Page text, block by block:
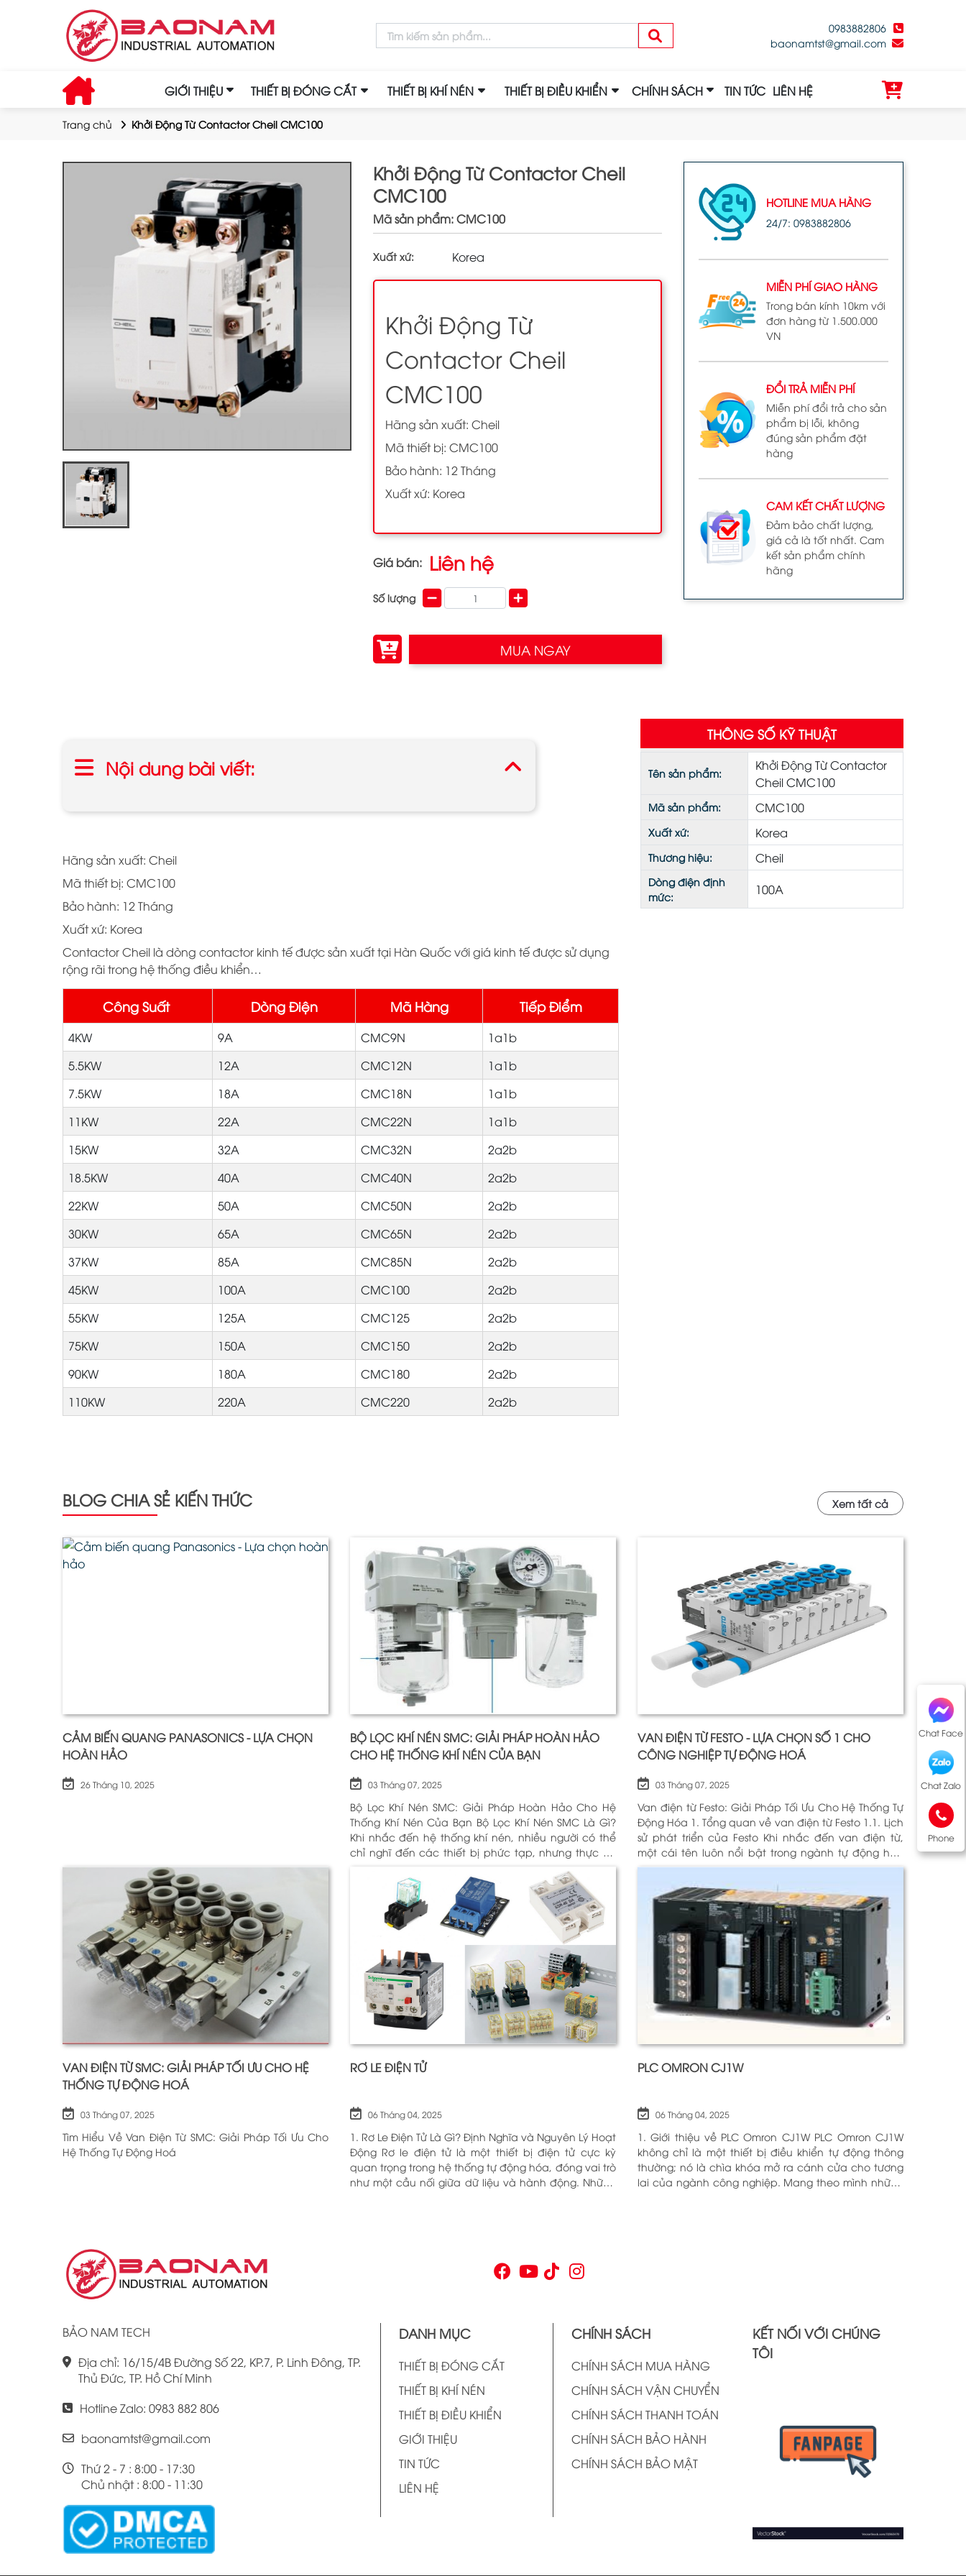
0983882806
baonamtst@gmail.com
GIỚI THIỆU THIẾT BỊ ĐÓNG CẮT THIẾT BỊ KHÍ NÉN THIẾT BỊ ĐIỀU KHIỂN CHÍNH SÁCH TIN TỨC LIÊN HỆ
Chat Face
Chat Zalo
Phone
Trang chủ Khởi Động Từ Contactor Cheil CMC100
Khởi Động Từ Contactor Cheil
CMC100
Mã sản phẩm: CMC100
Xuất xứ: Korea
Khởi Động Từ
Contactor Cheil
CMC100
Hãng sản xuất: Cheil
Mã thiết bị: CMC100
Bảo hành: 12 Tháng
Xuất xứ: Korea
Giá bán: Liên hệ
Số lượng
MUA NGAY
HOTLINE MUA HÀNG
24/7: 0983882806
MIỄN PHÍ GIAO HÀNG
Trong bán kính 10km với
đơn hàng từ 1.500.000
VN
ĐỔI TRẢ MIỄN PHÍ
Miễn phí đổi trả cho sản
phẩm bị lỗi, không
đúng sản phẩm đặt
hàng
CAM KẾT CHẤT LƯỢNG
Đảm bảo chất lượng,
giá cả là tốt nhất. Cam
kết sản phẩm chính
hãng
Nội dung bài viết:
Hãng sản xuất: Cheil
Mã thiết bị: CMC100
Bảo hành: 12 Tháng
Xuất xứ: Korea
Contactor Cheil là dòng contactor kinh tế được sản xuất tại Hàn Quốc với giá kinh tế được sử dụng
rộng rãi trong hệ thống điều khiển…
Công Suất Dòng Điện Mã Hàng Tiếp Điểm
4KW 9A CMC9N
1a1b
5.5KW
12A CMC12N
1a1b
7.5KW
18A CMC18N
1a1b
11KW
22A CMC22N
1a1b
15KW
32A CMC32N
2a2b
18.5KW
40A CMC40N
2a2b
22KW
50A CMC50N
2a2b
30KW
65A CMC65N
2a2b
37KW
85A CMC85N
2a2b
45KW
100A CMC100
2a2b
55KW
125A CMC125
2a2b
75KW
150A CMC150
2a2b
90KW
180A CMC180
2a2b
110KW
220A CMC220 2a2b
THÔNG SỐ KỸ THUẬT
Tên sản phẩm:
Khởi Động Từ Contactor
Cheil CMC100
Mã sản phẩm: CMC100
Xuất xứ: Korea
Thương hiệu: Cheil
Dòng điện định
mức:
100A
BLOG CHIA SẺ KIẾN THỨC
CẢM BIẾN QUANG PANASONICS - LỰA CHỌN
HOÀN HẢO
26 Tháng 10, 2025
BỘ LỌC KHÍ NÉN SMC: GIẢI PHÁP HOÀN HẢO
CHO HỆ THỐNG KHÍ NÉN CỦA BẠN
03 Tháng 07, 2025
Bộ Lọc Khí Nén SMC: Giải Pháp Hoàn Hảo Cho Hệ
Thống Khí Nén Của Bạn Bộ Lọc Khí Nén SMC Là Gì?
Khi nhắc đến hệ thống khí nén, nhiều người có thể
chỉ nghĩ đến các thiết bị phức tạp, nhưng thực sự,
đảm bảo h
VAN ĐIỆN TỪ FESTO - LỰA CHỌN SỐ 1 CHO
CÔNG NGHIỆP TỰ ĐỘNG HOÁ
03 Tháng 07, 2025
Van điện từ Festo: Giải Pháp Tối Ưu Cho Hệ Thống Tự
Động Hóa 1. Tổng quan về van điện từ Festo 1.1. Lịch
sử phát triển của Festo Khi nhắc đến van điện từ,
một cái tên luôn nổi bật trong ngành tự động hóa
chính là Festo. Được thành lập vào năm 1925 tại
Đức, Festo đã trải qua hơn
VAN ĐIỆN TỪ SMC: GIẢI PHÁP TỐI ƯU CHO HỆ
THỐNG TỰ ĐỘNG HOÁ
03 Tháng 07, 2025
Tìm Hiểu Về Van Điện Từ SMC: Giải Pháp Tối Ưu Cho
Hệ Thống Tự Động Hoá
RƠ LE ĐIỆN TỬ
06 Tháng 04, 2025
1. Rơ Le Điện Tử Là Gì? Định Nghĩa và Nguyên Lý Hoạt
Động Rơ le điện tử là một thiết bị điện tử cực kỳ
quan trọng trong hệ thống tự động hóa, đóng vai trò
như một cầu nối giữa dữ liệu và hành động. Những
nghệ hiện đại, rơ le điện tử có khả năng xử lý và
PLC OMRON CJ1W
06 Tháng 04, 2025
1. Giới thiệu về PLC Omron CJ1W PLC Omron CJ1W
không chỉ là một thiết bị điều khiển tự động thông
thường; nó là chìa khóa mở ra cánh cửa cho tương
lai của ngành công nghiệp. Mang theo mình những
việc của mình.
Xem tất cả
BẢO NAM TECH
Địa chỉ: 16/15/4B Đường Số 22, KP.7, P. Linh Đông, TP.
Thủ Đức, TP. Hồ Chí Minh
Hotline Zalo: 0983 882 806
baonamtst@gmail.com
Thứ 2 - 7 : 8:00 - 17:30
Chủ nhật : 8:00 - 11:30
DANH MỤC
THIẾT BỊ ĐÓNG CẮT
THIẾT BỊ KHÍ NÉN
THIẾT BỊ ĐIỀU KHIỂN
GIỚI THIỆU
TIN TỨC
LIÊN HỆ
CHÍNH SÁCH
CHÍNH SÁCH MUA HÀNG
CHÍNH SÁCH VẬN CHUYỂN
CHÍNH SÁCH THANH TOÁN
CHÍNH SÁCH BẢO HÀNH
CHÍNH SÁCH BẢO MẬT
KẾT NỐI VỚI CHÚNG
TÔI